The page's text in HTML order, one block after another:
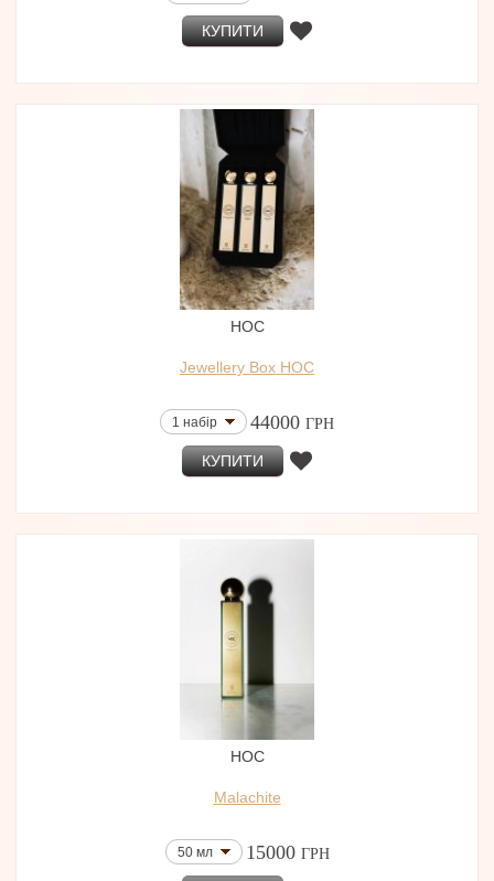
КУПИТИ
HOC
Jewellery Box HOC
1 набір 44000 ГРН
КУПИТИ
HOC
Malachite
50 мл 15000 ГРН